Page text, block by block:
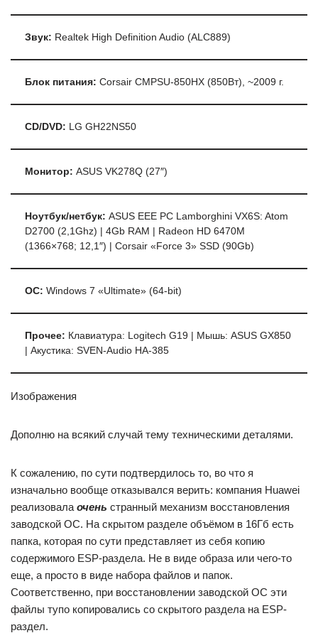
Звук: Realtek High Definition Audio (ALC889)
Блок питания: Corsair CMPSU-850HX (850Вт), ~2009 г.
CD/DVD: LG GH22NS50
Монитор: ASUS VK278Q (27″)
Ноутбук/нетбук: ASUS EEE PC Lamborghini VX6S: Atom
D2700 (2,1Ghz) | 4Gb RAM | Radeon HD 6470M
(1366×768; 12,1″) | Corsair «Force 3» SSD (90Gb)
ОС: Windows 7 «Ultimate» (64-bit)
Прочее: Клавиатура: Logitech G19 | Мышь: ASUS GX850
| Акустика: SVEN-Audio HA-385
Изображения
Дополню на всякий случай тему техническими деталями.
К сожалению, по сути подтвердилось то, во что я
изначально вообще отказывался верить: компания Huawei
реализовала очень странный механизм восстановления
заводской ОС. На скрытом разделе объёмом в 16Гб есть
папка, которая по сути представляет из себя копию
содержимого ESP-раздела. Не в виде образа или чего-то
еще, а просто в виде набора файлов и папок.
Соответственно, при восстановлении заводской ОС эти
файлы тупо копировались со скрытого раздела на ESP-
раздел.